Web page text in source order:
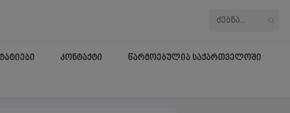
კონტაქტი წარმოებულია საქართველოში